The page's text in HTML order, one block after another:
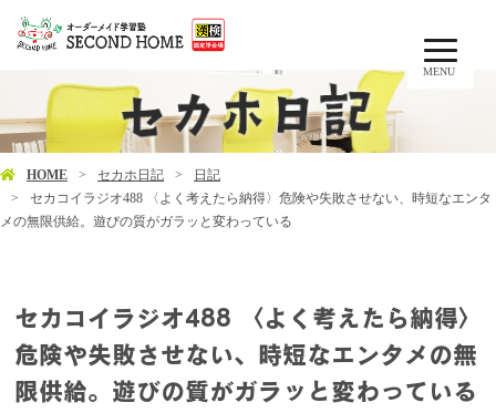
MENU
HOME セカホ日記
日記
セカコイラジオ488 〈よく考えたら納得〉危険や失敗させない、時短なエンタ
メの無限供給。遊びの質がガラッと変わっている
セカコイラジオ488 〈よく考えたら納得〉
危険や失敗させない、時短なエンタメの無
限供給。遊びの質がガラッと変わっている